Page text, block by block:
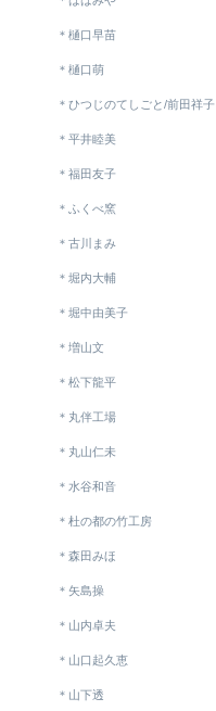
＊樋口早苗
＊樋口萌
＊ひつじのてしごと/前田祥子
＊平井睦美
＊福田友子
＊ふくべ窯
＊古川まみ
＊堀内大輔
＊堀中由美子
＊増山文
＊松下龍平
＊丸伴工場
＊丸山仁未
＊水谷和音
＊杜の都の竹工房
＊森田みほ
＊矢島操
＊山内卓夫
＊山口起久恵
＊山下透